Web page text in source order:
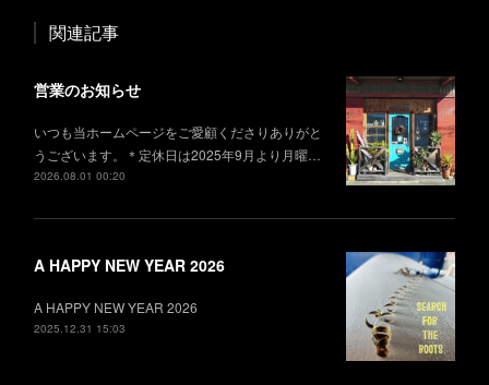
関連記事
営業のお知らせ
いつも当ホームページをご愛顧くださりありがと
うございます。＊定休日は2025年9月より月曜…
2026.08.01 00:20
A HAPPY NEW YEAR 2026
A HAPPY NEW YEAR 2026
2025.12.31 15:03